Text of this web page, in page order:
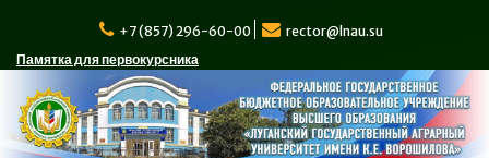
содержимому
+7 (857) 296-60-00
rector@lnau.su
Памятка для первокурсника